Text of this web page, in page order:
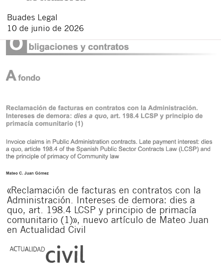
Buades Legal
10 de junio de 2026
«Reclamación de facturas en contratos con la
Administración. Intereses de demora: dies a
quo, art. 198.4 LCSP y principio de primacía
comunitario (1)», nuevo artículo de Mateo Juan
en Actualidad Civil